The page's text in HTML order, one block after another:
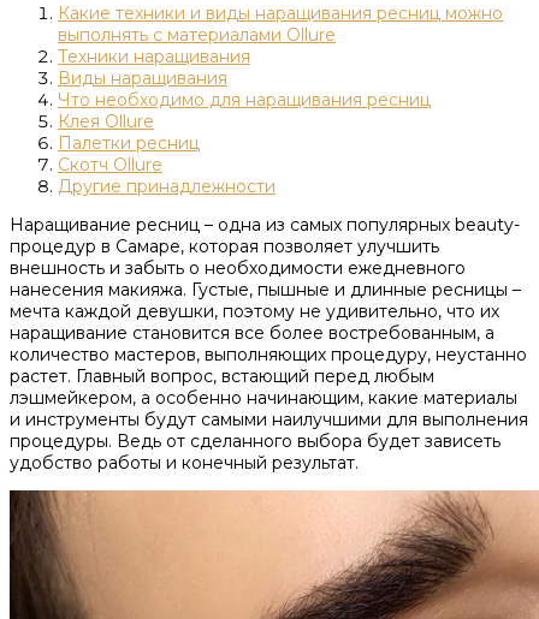
Какие техники и виды наращивания ресниц можно
выполнять с материалами Ollure
Техники наращивания
Виды наращивания
Что необходимо для наращивания ресниц
Клея Ollure
Палетки ресниц
Скотч Ollure
Другие принадлежности
Наращивание ресниц – одна из самых популярных beauty-
процедур в Самаре, которая позволяет улучшить
внешность и забыть о необходимости ежедневного
нанесения макияжа. Густые, пышные и длинные ресницы –
мечта каждой девушки, поэтому не удивительно, что их
наращивание становится все более востребованным, а
количество мастеров, выполняющих процедуру, неустанно
растет. Главный вопрос, встающий перед любым
лэшмейкером, а особенно начинающим, какие материалы
и инструменты будут самыми наилучшими для выполнения
процедуры. Ведь от сделанного выбора будет зависеть
удобство работы и конечный результат.